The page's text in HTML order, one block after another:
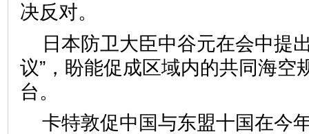
决反对。
日本防卫大臣中谷元在会中提
议”，盼能促成区域内的共同海空
台。
卡特敦促中国与东盟十国在今